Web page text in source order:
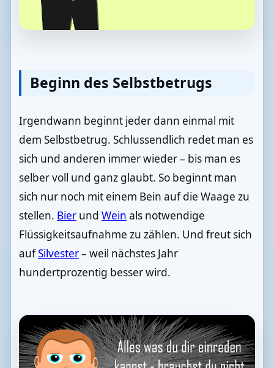
Beginn des Selbstbetrugs
Irgendwann beginnt jeder dann einmal mit
dem Selbstbetrug. Schlussendlich redet man es
sich und anderen immer wieder – bis man es
selber voll und ganz glaubt. So beginnt man
sich nur noch mit einem Bein auf die Waage zu
stellen. Bierund Wein als notwendige
Flüssigkeitsaufnahme zu zählen. Und freut sich
aufSilvester– weil nächstes Jahr
hundertprozentig besser wird.